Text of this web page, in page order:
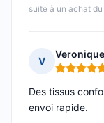
suite à un achat
V
Note : 5
Des tissus
envoi rapide.